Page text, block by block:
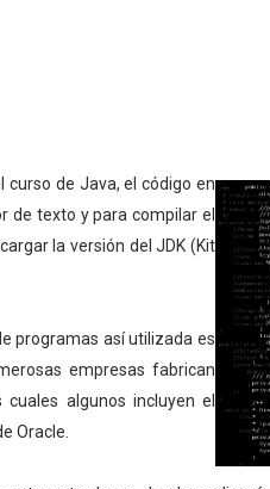
curso de Java, el código en
de texto y para compilar el
la versión del JDK (Kit
programas así utilizada es
empresas fabrican
algunos incluyen el
Oracle.